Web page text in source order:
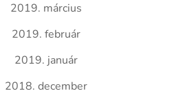
2019. március
2019. február
2019. január
2018. december